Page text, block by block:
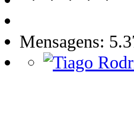
Mensagens: